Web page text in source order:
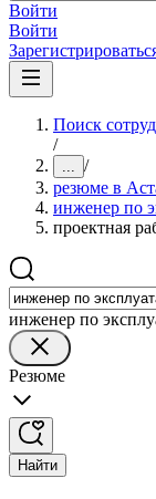
Войти
Войти
Поиск
/
... /
резюме в
инженер по
проектная
инженер по
Резюме
Найти